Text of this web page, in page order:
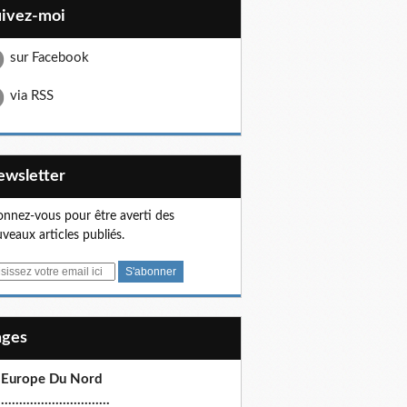
moi
sur Facebook
via RSS
vous pour être averti des
articles publiés.
Du Nord